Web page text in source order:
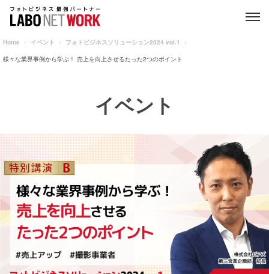
Home イベント
フォトビジネスソリューション2024 vol.1
様々な業界事例から学ぶ！ 売上を向上させるたった2つのポイント
イベント